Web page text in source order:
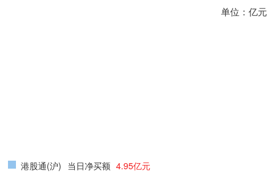
单位：亿元
港股通(沪) 当日净买额 4.95亿元